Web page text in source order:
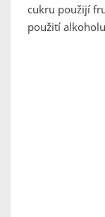
cukru použijí
použití